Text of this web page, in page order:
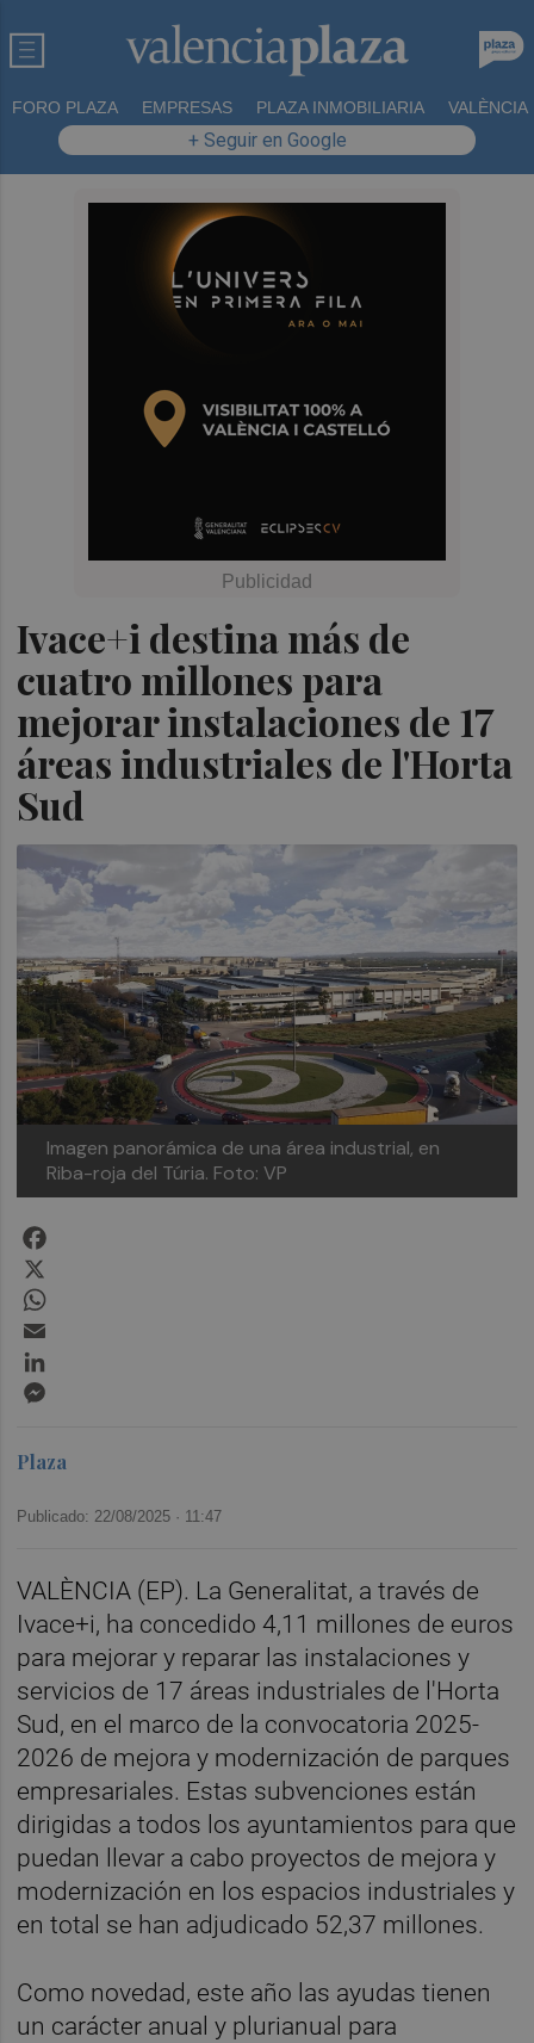
FORO PLAZA EMPRESAS PLAZA INMOBILIARIA VALÈNCIA
+ Seguir en Google
Ivace+i destina más de
cuatro millones para
mejorar instalaciones de 17
áreas industriales de l'Horta
Sud
Imagen panorámica de una área industrial, en
Riba-roja del Túria. Foto: VP
Plaza
Publicado: 22/08/2025 · 11:47
VALÈNCIA (EP). La Generalitat, a través de
Ivace+i, ha concedido 4,11 millones de euros
para mejorar y reparar las instalaciones y
servicios de 17 áreas industriales de l'Horta
Sud, en el marco de la convocatoria 2025-
2026 de mejora y modernización de parques
empresariales. Estas subvenciones están
dirigidas a todos los ayuntamientos para que
puedan llevar a cabo proyectos de mejora y
modernización en los espacios industriales y
en total se han adjudicado 52,37 millones.
Como novedad, este año las ayudas tienen
un carácter anual y plurianual para